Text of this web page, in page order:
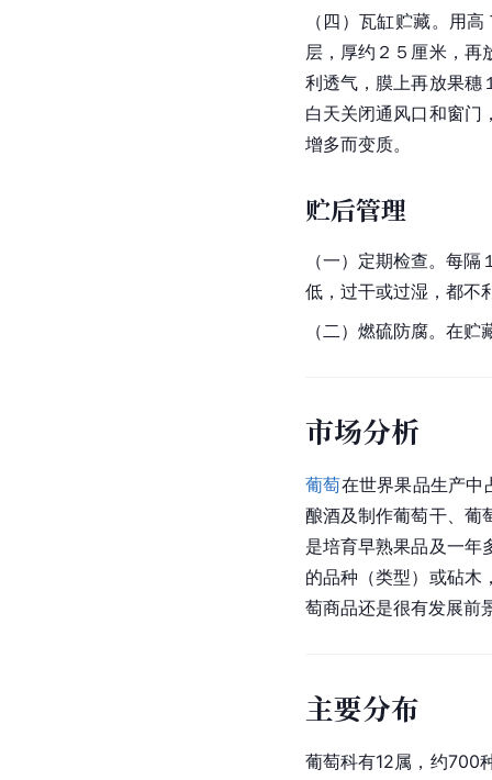
（四）瓦缸贮藏。用
层，厚约２５厘米，再
利透气，膜上再放果穗
白天关闭通风口和窗门
增多而变质。
贮后管理
（一）定期检查。每
低，过干或过湿，都不
（二）燃硫防腐。在
市场分析
葡萄在世界果品生产中
酿酒及制作葡萄干、葡
是培育早熟果品及一年
的品种（类型）或砧木
萄商品还是很有发展前
主要分布
葡萄科有12属，约700